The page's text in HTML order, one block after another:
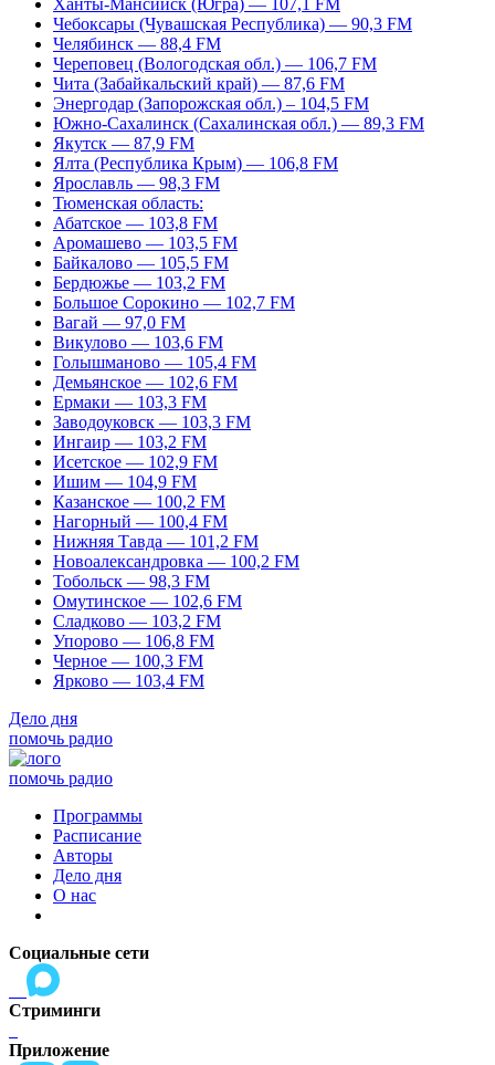
Ханты-Мансийск (Югра) — 107,1 FM
Чебоксары (Чувашская Республика) — 90,3 FM
Челябинск — 88,4 FM
Череповец (Вологодская обл.) — 106,7 FM
Чита (Забайкальский край) — 87,6 FM
Энергодар (Запорожская обл.) – 104,5 FM
Южно-Сахалинск (Сахалинская обл.) — 89,3 FM
Якутск — 87,9 FM
Ялта (Республика Крым) — 106,8 FM
Ярославль — 98,3 FM
Тюменская область:
Абатское — 103,8 FM
Аромашево — 103,5 FM
Байкалово — 105,5 FM
Бердюжье — 103,2 FM
Большое Сорокино — 102,7 FM
Вагай — 97,0 FM
Викулово — 103,6 FM
Голышманово — 105,4 FM
Демьянское — 102,6 FM
Ермаки — 103,3 FM
Заводоуковск — 103,3 FM
Ингаир — 103,2 FM
Исетское — 102,9 FM
Ишим — 104,9 FM
Казанское — 100,2 FM
Нагорный — 100,4 FM
Нижняя Тавда — 101,2 FM
Новоалександровка — 100,2 FM
Тобольск — 98,3 FM
Омутинское — 102,6 FM
Сладково — 103,2 FM
Упорово — 106,8 FM
Черное — 100,3 FM
Ярково — 103,4 FM
Дело дня
помочь радио
помочь радио
Программы
Расписание
Авторы
Дело дня
О нас
Социальные сети
Стриминги
Приложение